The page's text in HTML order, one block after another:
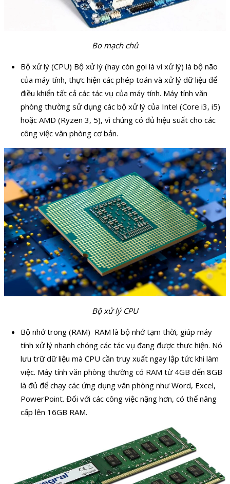
Bo mạch chủ
Bộ xử lý (CPU) Bộ xử lý (hay còn gọi là vi xử lý) là bộ não
của máy tính, thực hiện các phép toán và xử lý dữ liệu để
điều khiển tất cả các tác vụ của máy tính. Máy tính văn
phòng thường sử dụng các bộ xử lý của Intel (Core i3, i5)
hoặc AMD (Ryzen 3, 5), vì chúng có đủ hiệu suất cho các
công việc văn phòng cơ bản.
Bộ xử lý CPU
Bộ nhớ trong (RAM) RAM là bộ nhớ tạm thời, giúp máy
tính xử lý nhanh chóng các tác vụ đang được thực hiện. Nó
lưu trữ dữ liệu mà CPU cần truy xuất ngay lập tức khi làm
việc. Máy tính văn phòng thường có RAM từ 4GB đến 8GB
là đủ để chạy các ứng dụng văn phòng như Word, Excel,
PowerPoint. Đối với các công việc nặng hơn, có thể nâng
cấp lên 16GB RAM.